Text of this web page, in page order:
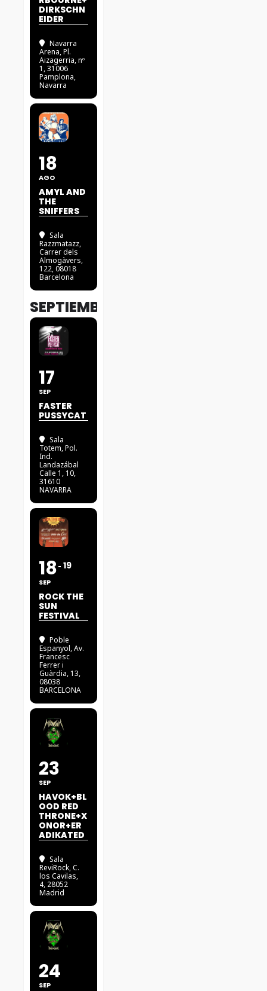
DIRKSCHN
EIDER
Navarra
Arena, Pl.
Aizagerria, nº
1, 31006
Pamplona,
Navarra
18
AGO
AMYL AND
THE
SNIFFERS
Sala
Razzmatazz,
Carrer dels
Almogàvers,
122, 08018
Barcelona
SEPTIEMBRE
17
SEP
FASTER
PUSSYCAT
Sala
Totem, Pol.
Ind.
Landazábal
Calle 1, 10,
31610
NAVARRA
18
SEP
19
ROCK THE
SUN
FESTIVAL
Poble
Espanyol, Av.
Francesc
Ferrer i
Guàrdia, 13,
08038
BARCELONA
23
SEP
HAVOK+BL
OOD RED
THRONE+X
ONOR+ER
ADIKATED
Sala
ReviRock, C.
los Cavilas,
4, 28052
Madrid
24
SEP